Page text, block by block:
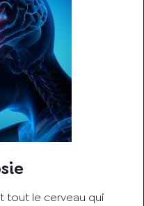
tout le cerveau qui